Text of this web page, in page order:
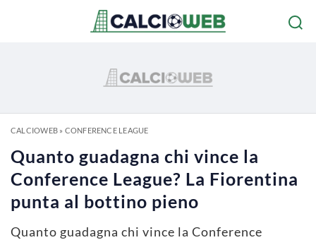
CALCIOWEB» CONFERENCE LEAGUE
Quanto guadagna chi vince la
Conference League? La Fiorentina
punta al bottino pieno
Quanto guadagna chi vince la Conference